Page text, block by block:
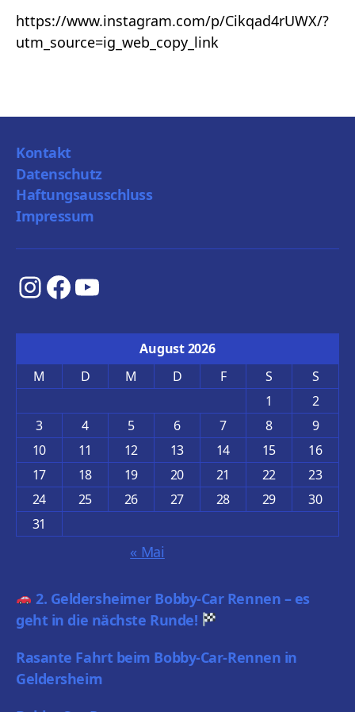
https://www.instagram.com/p/Cikqad4rUWX/?
utm_source=ig_web_copy_link
Kontakt
Datenschutz
Haftungsausschluss
Impressum
Instagram
Facebook
YouTube
August 2026
M
D M D F S
S
1
2
3
4 5 6 7 8
9
10
11 12 13 14 15
16
17
18 19 20 21 22
23
24
25 26 27 28 29
30
31
« Mai
2. Geldersheimer Bobby-Car Rennen – es
geht in die nächste Runde!
Rasante Fahrt beim Bobby-Car-Rennen in
Geldersheim